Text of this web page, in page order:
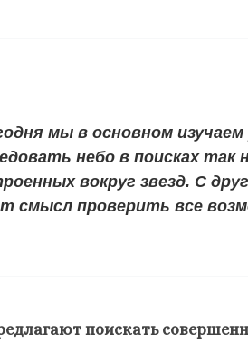
мы в основном
небо в поисках
вокруг звезд. С
смысл проверить все
поискать